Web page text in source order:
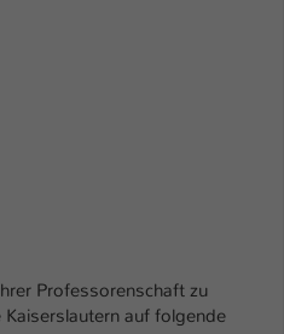
Professorenschaft zu
auf folgende